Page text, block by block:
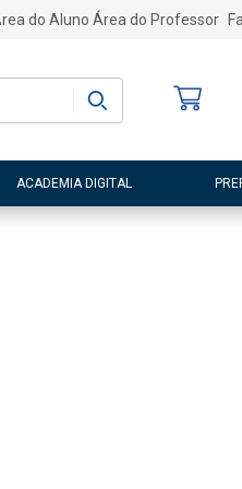
do Aluno Área do Professor
ACADEMIA DIGITAL